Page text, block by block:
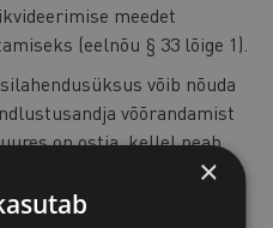
meedet
(eelnõu § 33 lõige 1).
võib nõuda
võõrandamist
on ostja, kellel peab
tegevusluba, kohustatud
pärast kindlustusandja
×